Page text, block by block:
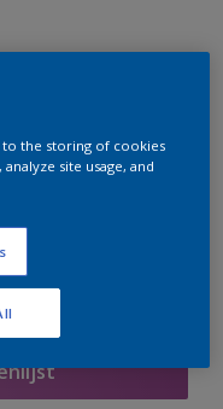
dit product online
gaten, we werken
to the storing of cookies
site usage, and